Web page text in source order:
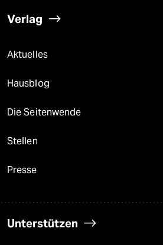
Verlag
Aktuelles
Hausblog
Die Seitenwende
Stellen
Presse
Unterstützen